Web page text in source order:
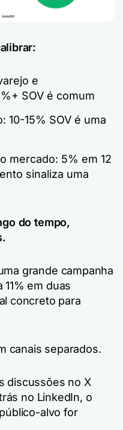
e
SOV é comum
10-15% SOV é uma
mercado: 5% em 12
sinaliza uma
do tempo,
grande campanha
11% em duas
concreto para
canais separados.
discussões no X
no LinkedIn, o
alvo for